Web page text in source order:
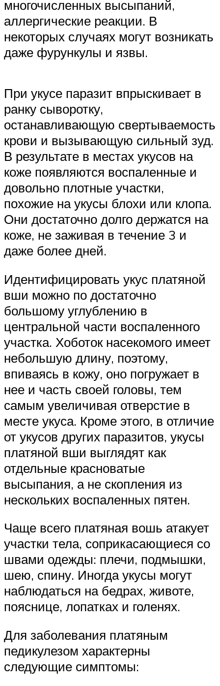
многочисленных высыпаний,
аллергические реакции. В
некоторых случаях могут возникать
даже фурункулы и язвы.
При укусе паразит впрыскивает в
ранку сыворотку,
останавливающую свертываемость
крови и вызывающую сильный зуд.
В результате в местах укусов на
коже появляются воспаленные и
довольно плотные участки,
похожие на укусы блохи или клопа.
Они достаточно долго держатся на
коже, не заживая в течение 3 и
даже более дней.
Идентифицировать укус платяной
вши можно по достаточно
большому углублению в
центральной части воспаленного
участка. Хоботок насекомого имеет
небольшую длину, поэтому,
впиваясь в кожу, оно погружает в
нее и часть своей головы, тем
самым увеличивая отверстие в
месте укуса. Кроме этого, в отличие
от укусов других паразитов, укусы
платяной вши выглядят как
отдельные красноватые
высыпания, а не скопления из
нескольких воспаленных пятен.
Чаще всего платяная вошь атакует
участки тела, соприкасающиеся со
швами одежды: плечи, подмышки,
шею, спину. Иногда укусы могут
наблюдаться на бедрах, животе,
пояснице, лопатках и голенях.
Для заболевания платяным
педикулезом характерны
следующие симптомы: